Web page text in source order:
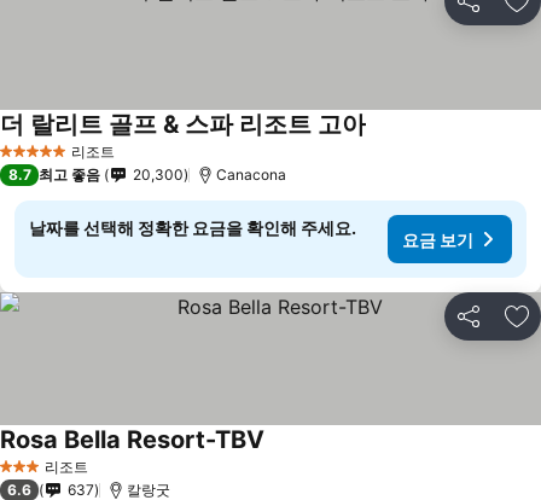
공유 즐
5 성급 리조트
더 랄리트 골프 & 스파 리조트 고아
8.7 최고 좋음 20,300 Canacona
날짜를 선택해 정확한 요금을 확인해 주세요.
요금 보기
공유 즐
3 성급 리조트
Rosa Bella Resort-TBV
6.6 637 칼랑굿